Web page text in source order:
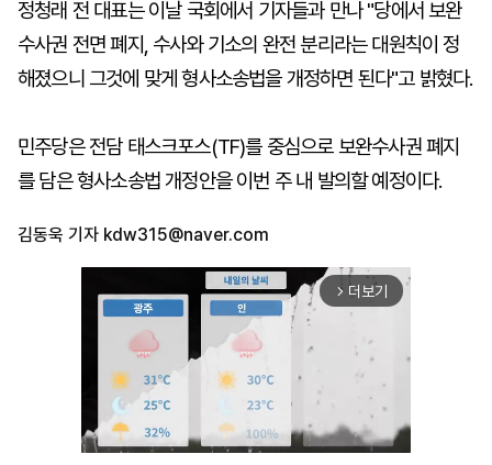
정청래 전 대표는 이날 국회에서 기자들과 만나 "당에서 보완
수사권 전면 폐지, 수사와 기소의 완전 분리라는 대원칙이 정
해졌으니 그것에 맞게 형사소송법을 개정하면 된다"고 밝혔다.
민주당은 전담 태스크포스(TF)를 중심으로 보완수사권 폐지
를 담은 형사소송법 개정안을 이번 주 내 발의할 예정이다.
김동욱 기자 kdw315@naver.com
arrow_forward_ios 더보기